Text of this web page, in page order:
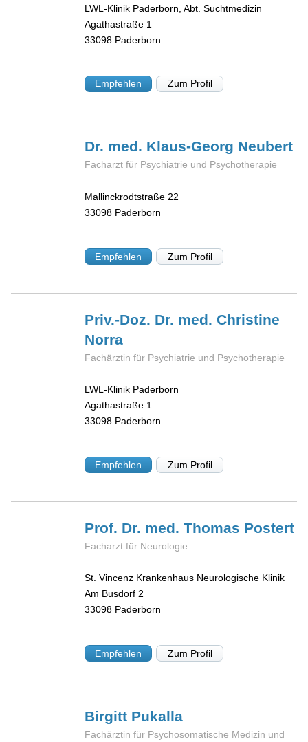
LWL-Klinik Paderborn, Abt. Suchtmedizin
Agathastraße 1
33098 Paderborn
Empfehlen Zum Profil
Dr. med. Klaus-Georg Neubert
Facharzt für Psychiatrie und Psychotherapie
Mallinckrodtstraße 22
33098 Paderborn
Empfehlen Zum Profil
Priv.-Doz. Dr. med. Christine
Norra
Fachärztin für Psychiatrie und Psychotherapie
LWL-Klinik Paderborn
Agathastraße 1
33098 Paderborn
Empfehlen Zum Profil
Prof. Dr. med. Thomas Postert
Facharzt für Neurologie
St. Vincenz Krankenhaus Neurologische Klinik
Am Busdorf 2
33098 Paderborn
Empfehlen Zum Profil
Birgitt Pukalla
Fachärztin für Psychosomatische Medizin und